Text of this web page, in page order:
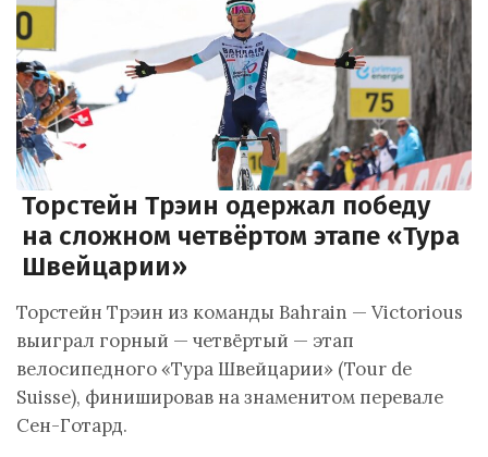
Торстейн Трэин одержал победу
на сложном четвёртом этапе «Тура
Швейцарии»
Торстейн Трэин из команды Bahrain — Victorious
выиграл горный — четвёртый — этап
велосипедного «Тура Швейцарии» (Tour de
Suisse), финишировав на знаменитом перевале
Сен-Готард.